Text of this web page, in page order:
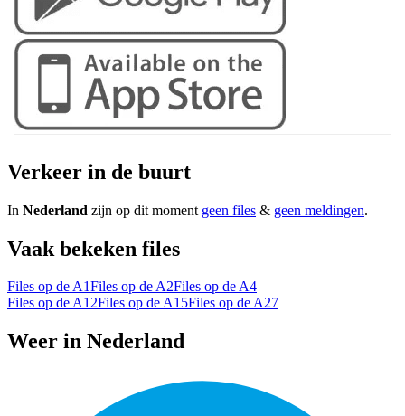
Verkeer in de buurt
In Nederland zijn op dit moment geen files & geen meldingen.
Vaak bekeken files
Files op de A1Files op de A2Files op de A4
Files op de A12Files op de A15Files op de A27
Weer in Nederland